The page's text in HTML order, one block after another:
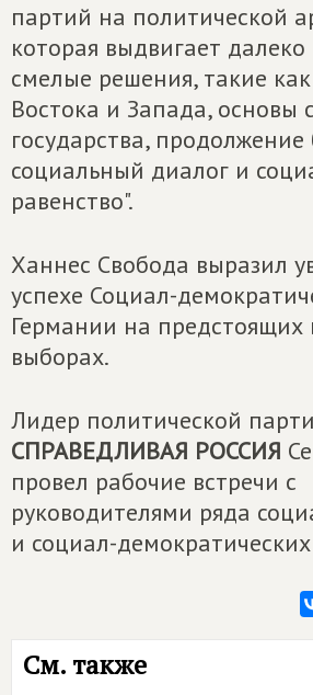
партий на политической
которая выдвигает
смелые решения, такие
Востока и Запада, основы
государства, продолжение
социальный диалог и
равенство".
Ханнес Свобода выразил
успехе Социал-
Германии на предстоящих
выборах.
Лидер политической
СПРАВЕДЛИВАЯ РОССИЯ
провел рабочие встречи с
руководителями ряда
и социал-
См. также